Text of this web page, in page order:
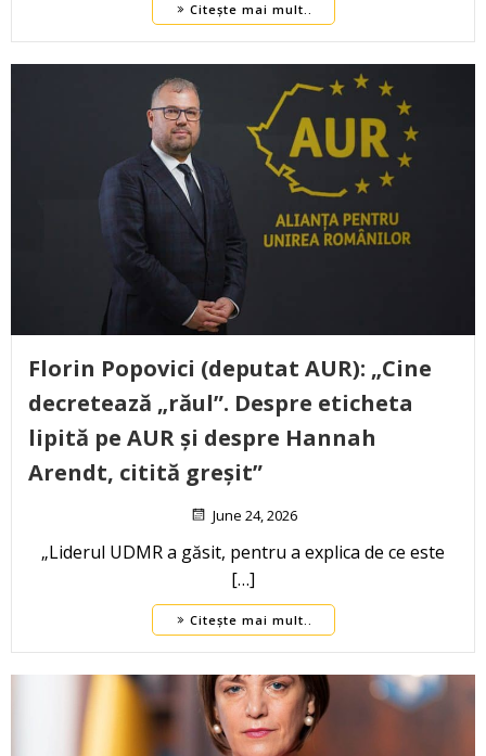
Citește mai mult..
Florin Popovici (deputat AUR): „Cine
decretează „răul”. Despre eticheta
lipită pe AUR și despre Hannah
Arendt, citită greșit”
June 24, 2026
„Liderul UDMR a găsit, pentru a explica de ce este
[…]
Citește mai mult..